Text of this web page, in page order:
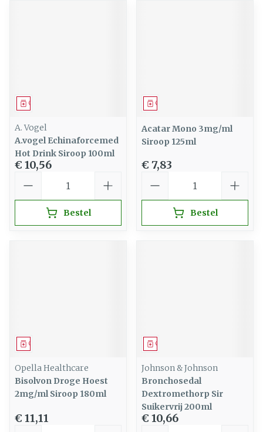
Geneesmiddel
A. Vogel
A.vogel Echinaforcemed
Hot Drink Siroop 100ml
€ 10,56
Bestel
Geneesmiddel
Acatar Mono 3mg/ml
Siroop 125ml
€ 7,83
Bestel
Geneesmiddel
Opella Healthcare
Bisolvon Droge Hoest
2mg/ml Siroop 180ml
€ 11,11
Geneesmiddel
Johnson & Johnson
Bronchosedal
Dextromethorp Sir
Suikervrij 200ml
€ 10,66